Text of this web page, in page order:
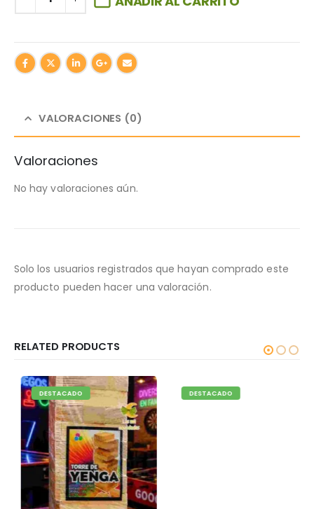
VALORACIONES (0)
Valoraciones
No hay valoraciones aún.
Solo los usuarios registrados que hayan comprado este
producto pueden hacer una valoración.
RELATED PRODUCTS
DESTACADO DESTACADO